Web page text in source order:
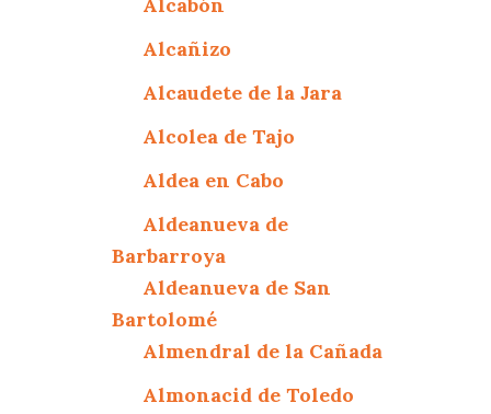
Alcañizo
Alcaudete de la Jara
Alcolea de Tajo
Aldea en Cabo
Aldeanueva de
Barbarroya
Aldeanueva de San
Bartolomé
Almendral de la Cañada
Almonacid de Toledo